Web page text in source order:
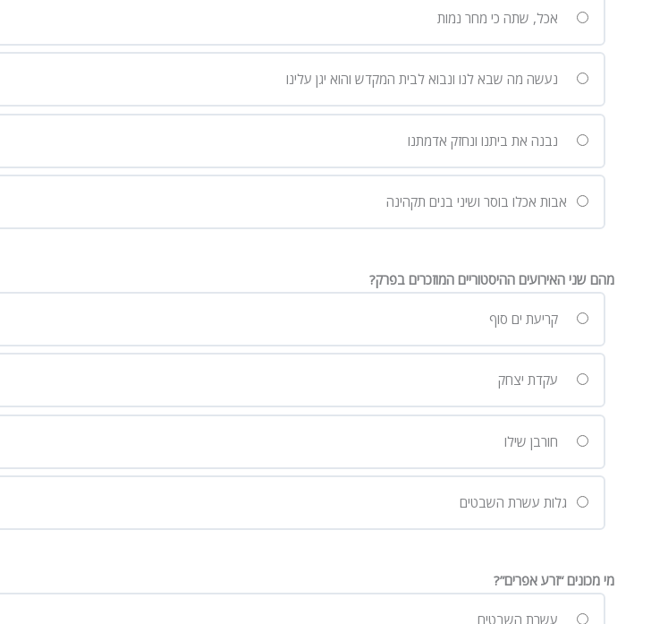
אכל, שתה כי מחר נמות
נעשה מה שבא לנו ונבוא לבית המקדש והוא יגן עלינו
נבנה את ביתנו ונחזק אדמתנו
אבות אכלו בוסר ושיני בנים תקהינה
מהם שני האירועים ההיסטוריים המוזכרים בפרק?
קריעת ים סוף
עקדת יצחק
חורבן שילו
גלות עשרת השבטים
מי מכונים “זרע אפרים”?
עשרת השבטים